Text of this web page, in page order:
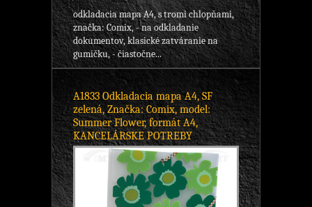
odkladacia mapa A4, s tromi chlopňami,
značka: Comix, - na odkladanie
dokumentov, klasické zatváranie na
gumičku, - čiastočne...
A1833 Odkladacia mapa A4, SF
zelená, Značka: Comix, model:
Summer Flower, formát A4,
KANCELÁRSKE POTREBY